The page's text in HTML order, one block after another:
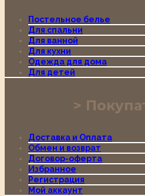
Постельное белье
Для спальни
Для ванной
Для кухни
Одежда для дома
Для детей
Доставка и Оплата
Обмен и возврат
Договор-оферта
Избранное
Регистрация
Мой аккаунт